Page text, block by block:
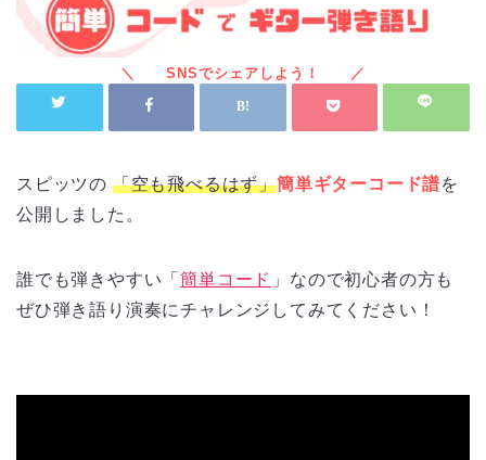
スピッツの 「空も飛べるはず」簡単ギターコード譜を
公開しました。
誰でも弾きやすい「簡単コード 」なので初心者の方も
ぜひ弾き語り演奏にチャレンジしてみてください！